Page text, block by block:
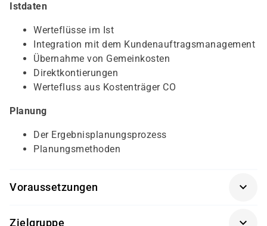
Istdaten
Werteflüsse im Ist
Integration mit dem Kundenauftragsmanagement
Übernahme von Gemeinkosten
Direktkontierungen
Wertefluss aus Kostenträger CO
Planung
Der Ergebnisplanungsprozess
Planungsmethoden
Voraussetzungen
(AC040K-AGM)
Zielgruppe